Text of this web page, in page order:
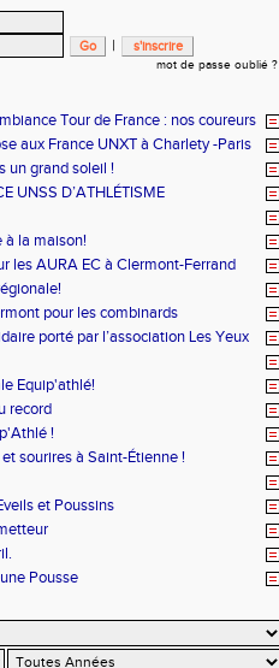
|
mot de passe oublié ?
Tour de France : nos coureurs
aux France UNXT à Charlety -Paris
un grand soleil !
UNSS D’ATHLÉTISME
à la maison!
les AURA EC à Clermont-Ferrand
pour les combinards
porté par l’association Les Yeux
Equip'athlé!
record
!
sourires à Saint-Étienne !
et Poussins
Pousse